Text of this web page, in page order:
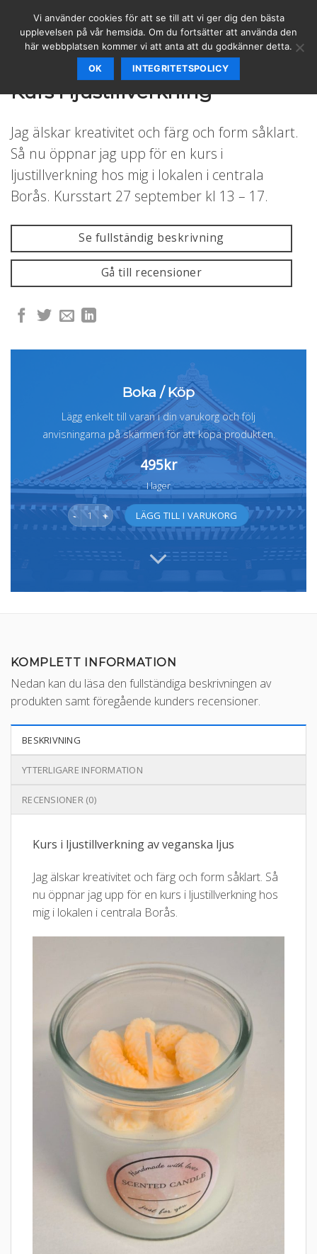
content
FRISKVÅRD PÅ PLATS
Kurs i ljustillverkning
Jag älskar kreativitet och färg och form såklart.
Så nu öppnar jag upp för en kurs i
ljustillverkning hos mig i lokalen i centrala
Borås. Kursstart 27 september kl 13 – 17.
Se fullständig beskrivning
Gå till recensioner
Boka / Köp
Lägg enkelt till varan i din varukorg och följ
anvisningarna på skärmen för att köpa produkten.
495kr
I lager
Kurs i ljustillverkning mängdLÄGG TILL I VARUKORG Alternative:
KOMPLETT INFORMATION
Nedan kan du läsa den fullständiga beskrivningen av
produkten samt föregående kunders recensioner.
BESKRIVNING
YTTERLIGARE INFORMATION
RECENSIONER (0)
Kurs i ljustillverkning av veganska ljus
Jag älskar kreativitet och färg och form såklart. Så
nu öppnar jag upp för en kurs i ljustillverkning hos
mig i lokalen i centrala Borås.
Vi använder cookies för att se till att vi ger dig den bästa
upplevelsen på vår hemsida. Om du fortsätter att använda den
här webbplatsen kommer vi att anta att du godkänner detta.
OK INTEGRITETSPOLICY